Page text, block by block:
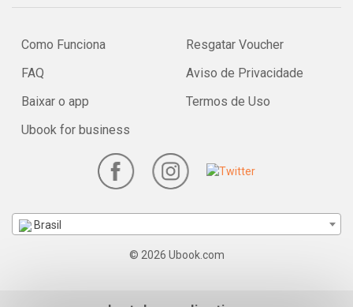
Como Funciona
FAQ
Baixar o app
Ubook for business
Resgatar Voucher
Aviso de Privacidade
Termos de Uso
Brasil
© 2026 Ubook.com